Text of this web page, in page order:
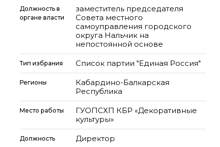
Должность в
органе власти
заместитель председателя
Совета местного
самоуправления городского
округа Нальчик на
непостоянной основе
Тип избрания Список партии "Единая Россия"
Регионы
Кабардино-Балкарская
Республика
Место работы
ГУОПСХП КБР «Декоративные
культуры»
Должность Директор